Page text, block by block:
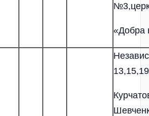
«Добра
13,15,19